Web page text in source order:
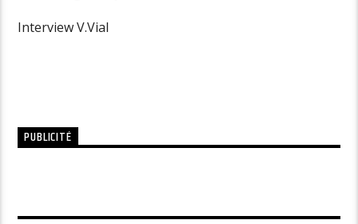
Interview V.Vial
PUBLICITÉ